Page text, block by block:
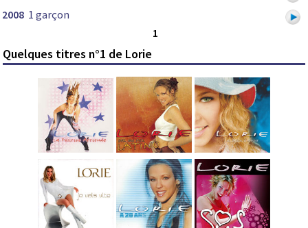
2008 1 garçon
1
Quelques titres n°1 de Lorie